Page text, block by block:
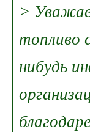
>
топливо
нибудь